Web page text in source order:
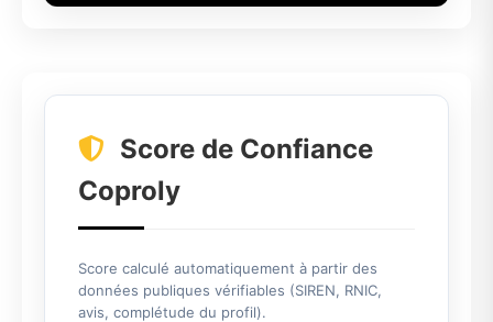
Score de Confiance
Coproly
Score calculé automatiquement à partir des
données publiques vérifiables (SIREN, RNIC,
avis, complétude du profil).